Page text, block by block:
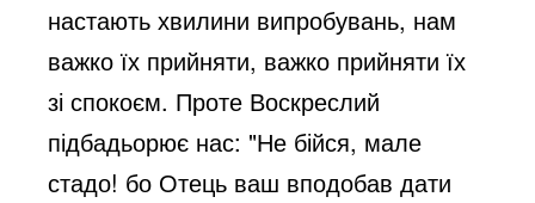
настають хвилини випробувань, нам
важко їх прийняти, важко прийняти їх
зі спокоєм. Проте Воскреслий
підбадьорює нас: "Не бійся, мале
стадо! бо Отець ваш вподобав дати